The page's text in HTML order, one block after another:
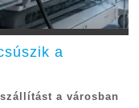
a
a városban